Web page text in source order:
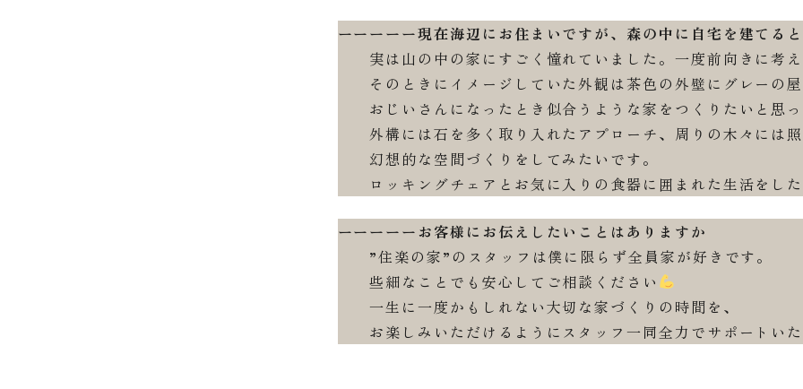
ーーーーー現在海辺にお住まいですが、森の中に自宅を建てる
実は山の中の家にすごく憧れていました。一度前向きに考
そのときにイメージしていた外観は茶色の外壁にグレーの
おじいさんになったとき似合うような家をつくりたいと思
外構には石を多く取り入れたアプローチ、周りの木々には
幻想的な空間づくりをしてみたいです。
ロッキングチェアとお気に入りの食器に囲まれた生活をし
ーーーーーお客様にお伝えしたいことはありますか
”住楽の家”のスタッフは僕に限らず全員家が好きです。
些細なことでも安心してご相談ください
一生に一度かもしれない大切な家づくりの時間を、
お楽しみいただけるようにスタッフ一同全力でサポートい